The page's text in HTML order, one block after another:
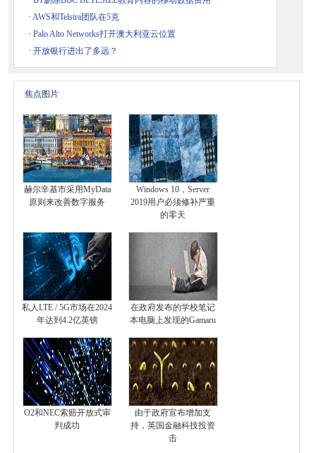
· AWS和Telstra团队在5克
· Palo Alto Networks打开澳大利亚云位置
· 开放银行进出了多远？
焦点图片
赫尔辛基市采用MyData
原则来改善数字服务
Windows 10，Server
2019用户必须修补严重
的零天
私人LTE / 5G市场在2024
年达到4.2亿英镑
在政府发布的学校笔记
本电脑上发现的Gamaru
O2和NEC索赔开放式审
判成功
由于政府宣布增加支
持，英国金融科技投资
击